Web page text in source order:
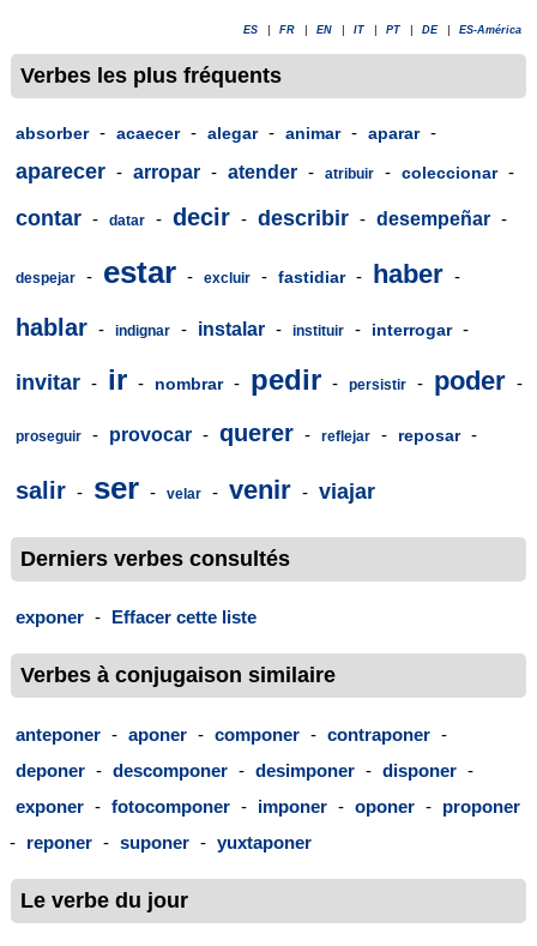
ES FR EN IT PT DE ES-América
Verbes les plus fréquents
absorber - acaecer - alegar - animar - aparar -
aparecer - arropar - atender - atribuir - coleccionar -
contar - datar - decir - describir - desempeñar -
despejar - estar - excluir - fastidiar - haber -
hablar - indignar - instalar - instituir - interrogar -
invitar - ir - nombrar - pedir - persistir - poder -
proseguir - provocar - querer - reflejar - reposar -
salir - ser - velar - venir - viajar
Derniers verbes consultés
exponer - Effacer cette liste
Verbes à conjugaison similaire
anteponer - aponer - componer - contraponer -
deponer - descomponer - desimponer - disponer -
exponer - fotocomponer - imponer - oponer - proponer
- reponer - suponer - yuxtaponer
Le verbe du jour